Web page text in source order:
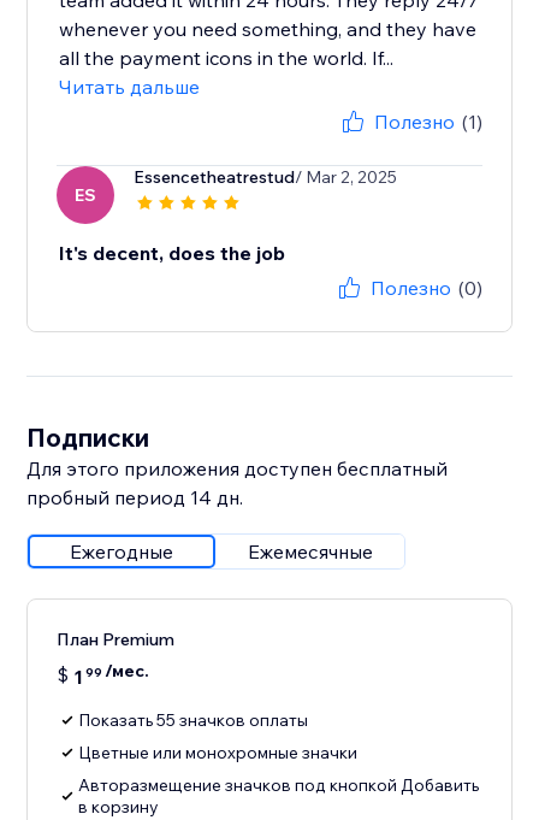
whenever you need something, and they have
all the payment icons in the world. If...
Читать дальше
Полезно (1)
ES
Essencetheatrestud/ Mar 2, 2025
It's decent, does the job
Полезно (0)
Подписки
Для этого приложения доступен бесплатный
пробный период 14 дн.
Ежегодные Ежемесячные
План Premium
$ 1 99 /мес.
Показать 55 значков оплаты
Цветные или монохромные значки
Авторазмещение значков под кнопкой Добавить
в корзину